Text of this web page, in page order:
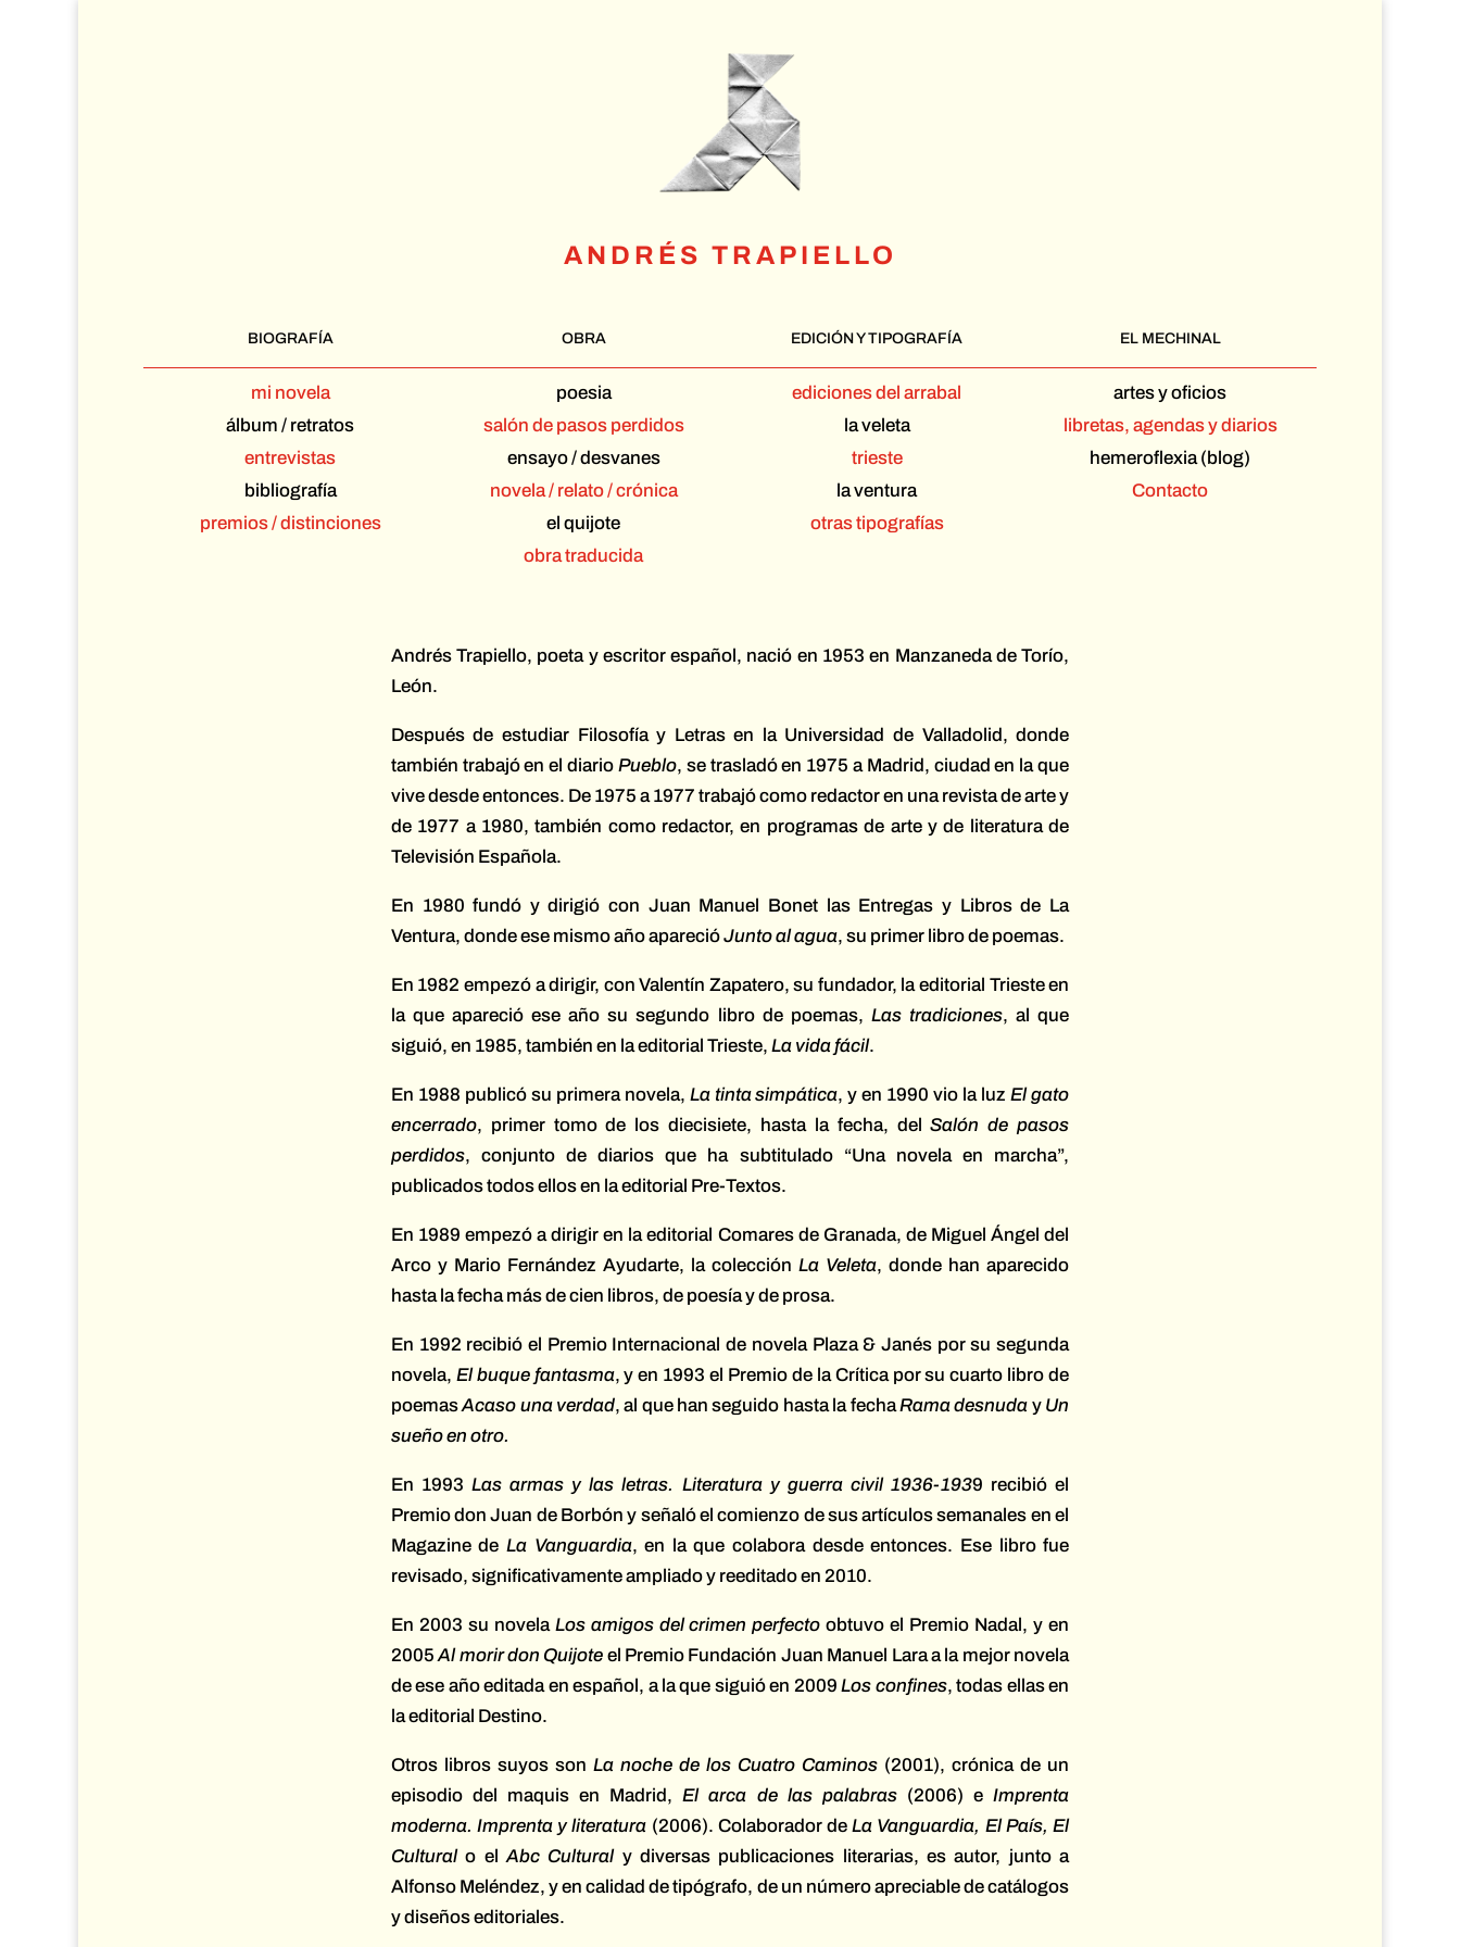
ANDRÉS TRAPIELLO
BIOGRAFÍA OBRA EDICIÓN Y TIPOGRAFÍA EL MECHINAL
mi novela
álbum / retratos
entrevistas
bibliografía
premios / distinciones
poesia
salón de pasos perdidos
ensayo / desvanes
novela / relato / crónica
el quijote
obra traducida
ediciones del arrabal
la veleta
trieste
la ventura
otras tipografías
artes y oficios
libretas, agendas y diarios
hemeroflexia (blog)
Contacto
Andrés Trapiello, poeta y escritor español, nació en 1953 en Manzaneda de Torío,
León.
Después de estudiar Filosofía y Letras en la Universidad de Valladolid, donde
también trabajó en el diario Pueblo, se trasladó en 1975 a Madrid, ciudad en la que
vive desde entonces. De 1975 a 1977 trabajó como redactor en una revista de arte y
de 1977 a 1980, también como redactor, en programas de arte y de literatura de
Televisión Española.
En 1980 fundó y dirigió con Juan Manuel Bonet las Entregas y Libros de La
Ventura, donde ese mismo año aparecióJunto al agua, su primer libro de poemas.
En 1982 empezó a dirigir, con Valentín Zapatero, su fundador, la editorial Trieste en
la que apareció ese año su segundo libro de poemas, Las tradiciones, al que
siguió, en 1985, también en la editorial Trieste, La vida fácil.
En 1988 publicó su primera novela, La tinta simpática, y en 1990 vio la luz El gato
encerrado, primer tomo de los diecisiete, hasta la fecha, del Salón de pasos
perdidos, conjunto de diarios que ha subtitulado “Una novela en marcha”,
publicados todos ellos en la editorial Pre-Textos.
En 1989 empezó a dirigir en la editorial Comares de Granada, de Miguel Ángel del
Arco y Mario Fernández Ayudarte, la colección La Veleta, donde han aparecido
hasta la fecha más de cien libros, de poesía y de prosa.
En 1992 recibió el Premio Internacional de novela Plaza & Janés por su segunda
novela, El buque fantasma, y en 1993 el Premio de la Crítica por su cuarto libro de
poemasAcaso una verdad, al que han seguido hasta la fechaRama desnuda y Un
sueño en otro.
En 1993 Las armas y las letras. Literatura y guerra civil 1936-1939 recibió el
Premio don Juan de Borbón y señaló el comienzo de sus artículos semanales en el
Magazine de La Vanguardia, en la que colabora desde entonces. Ese libro fue
revisado, significativamente ampliado y reeditado en 2010.
En 2003 su novela Los amigos del crimen perfecto obtuvo el Premio Nadal, y en
2005 Al morir don Quijote el Premio Fundación Juan Manuel Lara a la mejor novela
de ese año editada en español, a la que siguió en 2009 Los confines, todas ellas en
la editorial Destino.
Otros libros suyos son La noche de los Cuatro Caminos (2001), crónica de un
episodio del maquis en Madrid, El arca de las palabras (2006) e Imprenta
moderna. Imprenta y literatura (2006). Colaborador de La Vanguardia, El País, El
Cultural o el Abc Cultural y diversas publicaciones literarias, es autor, junto a
Alfonso Meléndez, y en calidad de tipógrafo, de un número apreciable de catálogos
y diseños editoriales.